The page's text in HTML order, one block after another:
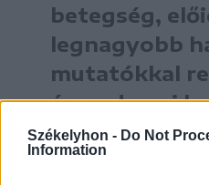
Székelyhon - Do Not
Information
betegség,
legnagyobb
mutatókkal
érrendszeri
– hangsúlyozta.